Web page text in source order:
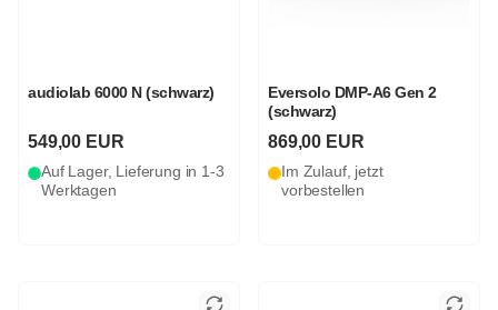
audiolab 6000 N (schwarz)
549,00 EUR
Auf Lager, Lieferung in 1-3
Werktagen
Eversolo DMP-A6 Gen 2
(schwarz)
869,00 EUR
Im Zulauf, jetzt
vorbestellen